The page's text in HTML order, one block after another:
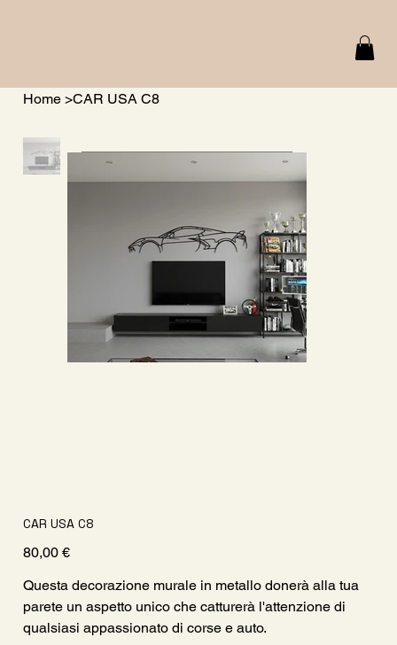
Home >CAR USA C8
CAR USA C8
Prezzo
80,00 €
Questa decorazione murale in metallo donerà alla tua
parete un aspetto unico che catturerà l'attenzione di
qualsiasi appassionato di corse e auto.